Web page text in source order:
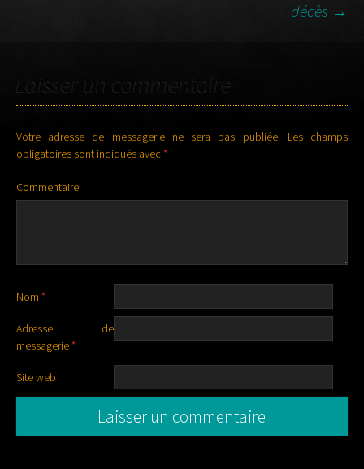
NAVIGATION DES
ARTICLES
décès →
Laisser un commentaire
Votre adresse de messagerie ne sera pas publiée. Les champs
obligatoires sont indiqués avec*
Commentaire
Nom *
Adresse de
messagerie*
Site web